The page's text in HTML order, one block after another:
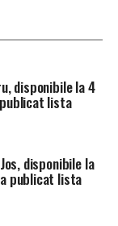
disponibile la 4
lista
disponibile la
publicat lista